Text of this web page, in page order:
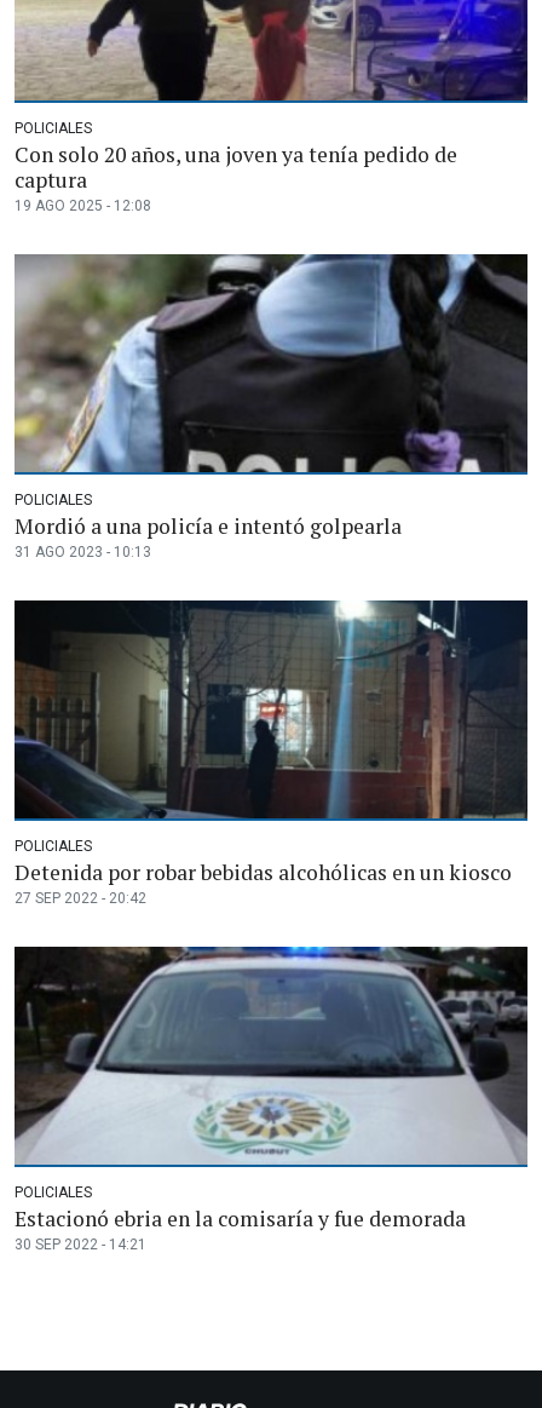
POLICIALES
Con solo 20 años, una joven ya tenía pedido de
captura
19 AGO 2025 - 12:08
POLICIALES
Mordió a una policía e intentó golpearla
31 AGO 2023 - 10:13
POLICIALES
Detenida por robar bebidas alcohólicas en un kiosco
27 SEP 2022 - 20:42
POLICIALES
Estacionó ebria en la comisaría y fue demorada
30 SEP 2022 - 14:21